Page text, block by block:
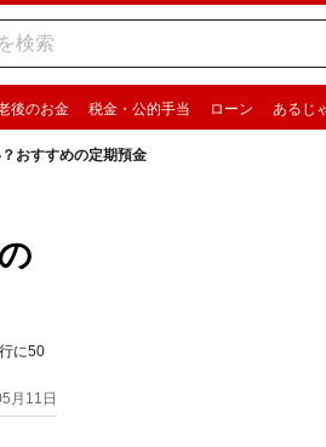
後のお金 税金・公的手当 ローン あるじ
おすすめの定期預金
に50
月11日